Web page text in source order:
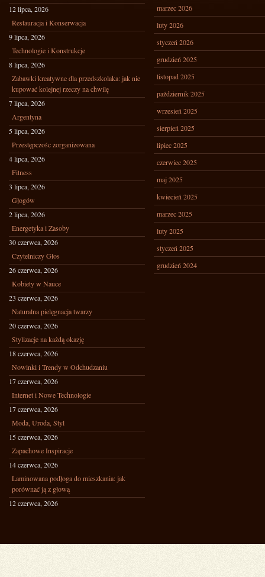
12 lipca, 2026
Restauracja i Konserwacja
9 lipca, 2026
Technologie i Konstrukcje
8 lipca, 2026
Zabawki kreatywne dla przedszkolaka: jak nie
kupować kolejnej rzeczy na chwilę
7 lipca, 2026
Argentyna
5 lipca, 2026
Przestępczośc zorganizowana
4 lipca, 2026
Fitness
3 lipca, 2026
Głogów
2 lipca, 2026
Energetyka i Zasoby
30 czerwca, 2026
Czytelniczy Głos
26 czerwca, 2026
Kobiety w Nauce
23 czerwca, 2026
Naturalna pielęgnacja twarzy
20 czerwca, 2026
Stylizacje na każdą okazję
18 czerwca, 2026
Nowinki i Trendy w Odchudzaniu
17 czerwca, 2026
Internet i Nowe Technologie
17 czerwca, 2026
Moda, Uroda, Styl
15 czerwca, 2026
Zapachowe Inspiracje
14 czerwca, 2026
Laminowana podłoga do mieszkania: jak
porównać ją z głową
12 czerwca, 2026
marzec 2026
luty 2026
styczeń 2026
grudzień 2025
listopad 2025
październik 2025
wrzesień 2025
sierpień 2025
lipiec 2025
czerwiec 2025
maj 2025
kwiecień 2025
marzec 2025
luty 2025
styczeń 2025
grudzień 2024